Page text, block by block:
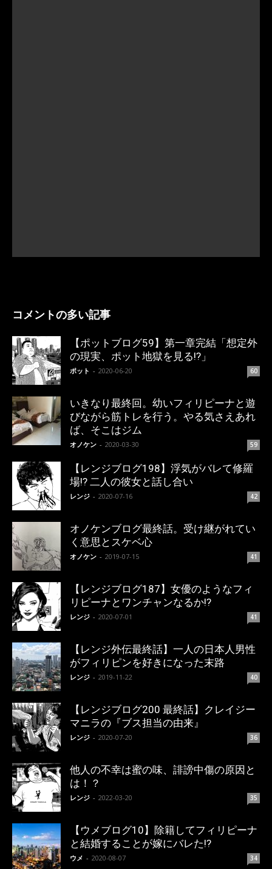
コメントの多い記事
【ポットブログ59】第一章完結「想定外
の現実、ポット地獄を見る!?」
ポット - 2020-06-20 60
いきなり最終回。幼いフィリピーナと遊
びながら筋トレを行う。やる気さえあれ
ば、そこはジム
オノケン - 2020-03-30 59
【レンジブログ198】浮気がバレて修羅
場!? 二人の彼女と話し合い
レンジ - 2020-07-16 42
オノケンブログ最終話。受け継がれてい
く意思とスケベ心
オノケン - 2019-07-15 41
【レンジブログ187】女優のようなフィ
リピーナとワンチャンなるか!?
レンジ - 2020-07-01 41
【レンジ外伝最終話】一人の日本人男性
がフィリピンを好きになった末路
レンジ - 2019-11-22 40
【レンジブログ200 最終話】クレイジー
マニラの『ブス担当の由来』
レンジ - 2020-07-20 36
他人の不幸は蜜の味、誹謗中傷の原因と
は！？
レンジ - 2022-03-20 35
【ウメブログ10】除籍してフィリピーナ
と結婚することが嫁にバレた!?
ウメ - 2020-08-07 34